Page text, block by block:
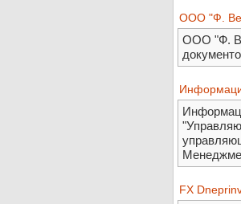
OOO "Ф.
OOO "Ф.
FX